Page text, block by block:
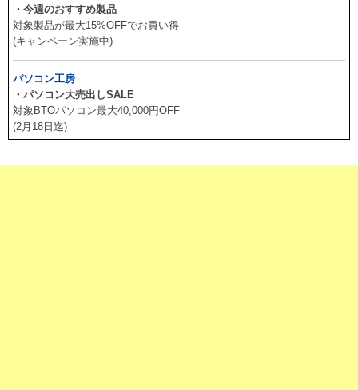
・今週のおすすめ製品
対象製品が最大15%OFFでお買い得
(キャンペーン実施中)
パソコン工房
・パソコン大売出しSALE
対象BTOパソコン最大40,000円OFF
(2月18日迄)